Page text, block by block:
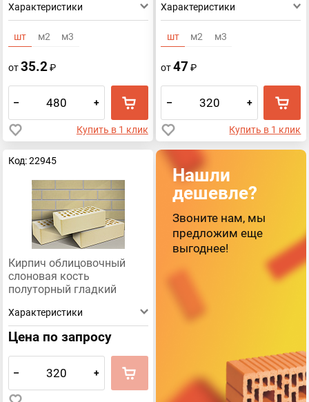
Характеристики
шт м2 м3
от35.2₽
– +
Купить в 1 клик
Характеристики
шт м2 м3
от47₽
– +
Купить в 1 клик
Код: 22945
Кирпич облицовочный
слоновая кость
полуторный гладкий
Характеристики
Цена по запросу
– +
Нашли
дешевле?
Звоните нам, мы
предложим еще
выгоднее!